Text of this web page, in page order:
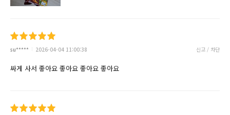
su***** 2026-04-04 11:00:38 신고 / 차단
싸게 사서 좋아요 좋아요 좋아요 좋아요